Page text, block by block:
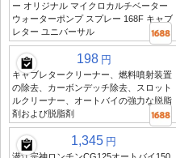
ー オリジナル マイクロカルチベーター
ウォーターポンプ スプレー 168F キャブ
レター ユニバーサル
198 円
キャブレタークリーナー、燃料噴射装置
の除去、カーボンデッチ除去、スロット
ルクリーナー、オートバイの強力な脱脂
剤および脱脂剤
1,345 円